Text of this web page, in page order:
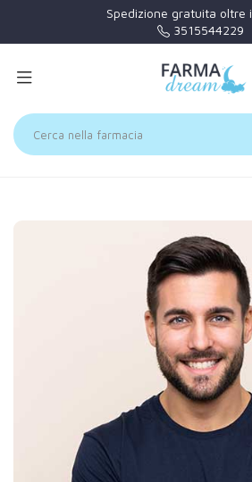
Spedizione gratuita oltre i
3515544229